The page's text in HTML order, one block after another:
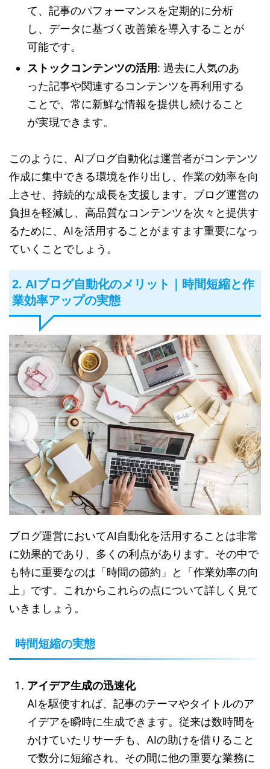
て、記事のパフォーマンスを定期的に分析
し、データに基づく改善策を導入することが
可能です。
ストックコンテンツの活用: 過去に人気のあ
った記事や関連するコンテンツを再利用する
ことで、常に新鮮な情報を提供し続けること
が実現できます。
このように、AIブログ自動化は運営者がコンテンツ
作成に集中できる環境を作り出し、作業の効率を向
上させ、持続的な成長を支援します。ブログ運営の
負担を軽減し、高品質なコンテンツを次々と提供す
るために、AIを活用することがますます重要になっ
ていくことでしょう。
2. AIブログ自動化のメリット｜時間短縮と作
業効率アップの実態
ブログ運営においてAI自動化を活用することは非常
に効果的であり、多くの利点があります。その中で
も特に重要なのは「時間の節約」と「作業効率の向
上」です。これからこれらの点について詳しく見て
いきましょう。
時間短縮の実態
アイデア生成の迅速化
AIを駆使すれば、記事のテーマやタイトルのア
イデアを瞬時に生成できます。従来は数時間を
かけていたリサーチも、AIの助けを借りること
で数分に短縮され、その間に他の重要な業務に